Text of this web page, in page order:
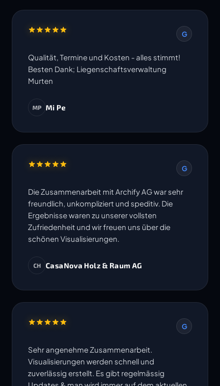
G
Qualität, Termine und Kosten - alles stimmt!
Besten Dank; Liegenschaftsverwaltung
Murten
MP Mi Pe
G
Die Zusammenarbeit mit Archify AG war sehr
freundlich, unkompliziert und speditiv. Die
Ergebnisse waren zu unserer vollsten
Zufriedenheit und wir freuen uns über die
schönen Visualisierungen.
CH CasaNova Holz & Raum AG
G
Sehr angenehme Zusammenarbeit.
Visualisierungen werden schnell und
zuverlässig erstellt. Es gibt regelmässig